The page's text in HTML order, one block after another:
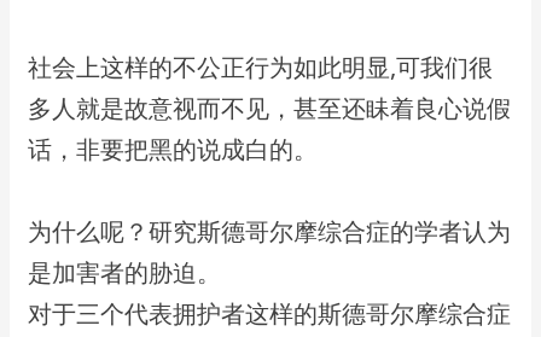
​社会上这样的不公正行为如此明显,可我们很
多人就是故意视而不见，甚至还眛着​良心说假
话，非要把黑的说成白的。
​为什么呢？研究斯德哥尔摩综合症的学者认为
是加害者的胁迫。
​对于三个代表拥护者这样的斯德哥尔摩综合症